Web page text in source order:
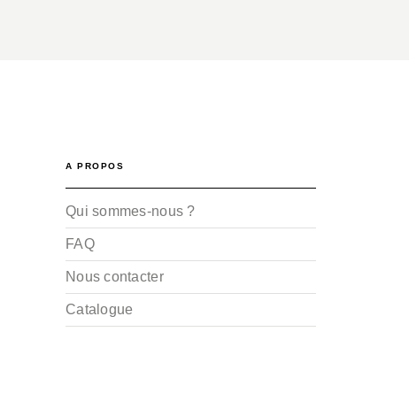
A PROPOS
Qui sommes-nous ?
FAQ
Nous contacter
Catalogue